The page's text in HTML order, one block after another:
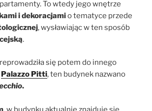
To wtedy jego wnętrze
i dekoracjamio tematyce przede
, wysławiając w ten sposób
.
się potem do innego
Palazzo Pitti, ten budynek nazwano
.